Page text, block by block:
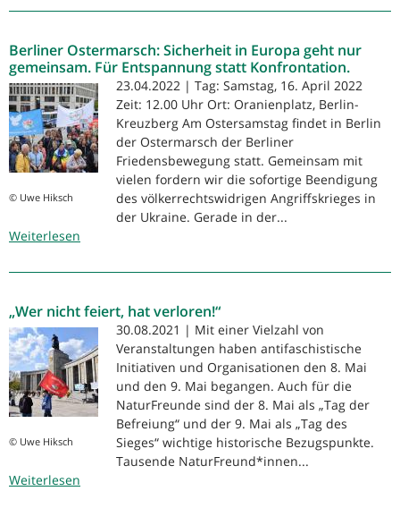
beteiligen
an
Luxemburg-
Liebknecht-
Ehrungen
Berliner Ostermarsch: Sicherheit in Europa geht nur
gemeinsam. Für Entspannung statt Konfrontation.
© Uwe Hiksch
23.04.2022 | Tag: Samstag, 16. April 2022
Zeit: 12.00 Uhr Ort: Oranienplatz, Berlin-
Kreuzberg Am Ostersamstag findet in Berlin
der Ostermarsch der Berliner
Friedensbewegung statt. Gemeinsam mit
vielen fordern wir die sofortige Beendigung
des völkerrechtswidrigen Angriffskrieges in
der Ukraine. Gerade in der...
Weiterlesen
Ostermarsch:
in
Europa
geht
nur
gemeinsam.
Für
Entspannung
Konfrontation.
„Wer nicht feiert, hat verloren!“
© Uwe Hiksch
30.08.2021 | Mit einer Vielzahl von
Veranstaltungen haben antifaschistische
Initiativen und Organisationen den 8. Mai
und den 9. Mai begangen. Auch für die
NaturFreunde sind der 8. Mai als „Tag der
Befreiung“ und der 9. Mai als „Tag des
Sieges“ wichtige historische Bezugspunkte.
Tausende NaturFreund*innen...
Weiterlesen